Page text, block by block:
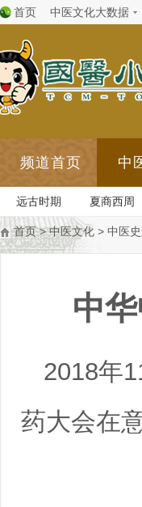
首页 中医文化大数据
频道首页 中
远古时期 夏商西周
首页>中医文化 > 中医
中
2018年
药大会在